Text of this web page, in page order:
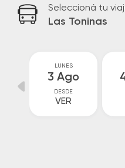
Seleccioná tu
Las Toninas
LUNES
3 Ago
DESDE
VER